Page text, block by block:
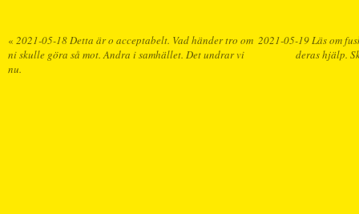
« 2021-05-18 Detta är o acceptabelt. Vad händer tro om
ni skulle göra så mot. Andra i samhället. Det undrar vi
nu.
2021-05-19 Läs om
deras hjälp.